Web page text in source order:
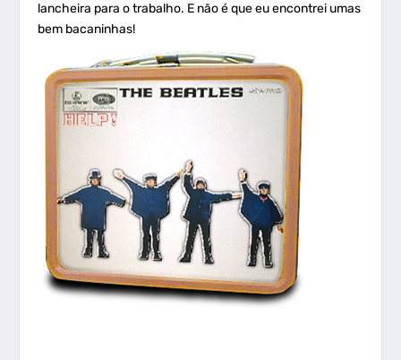
lancheira para o trabalho. E não é que eu encontrei umas
bem bacaninhas!